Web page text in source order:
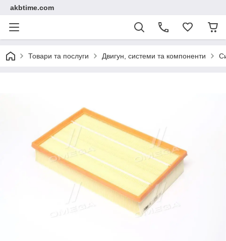
akbtime.com
Товари та послуги Двигун, системи та компоненти